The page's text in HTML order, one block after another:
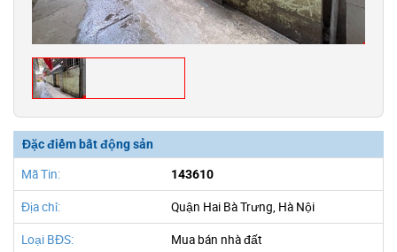
Đặc điểm bất động sản
Mã Tin: 143610
Địa chỉ: Quận Hai Bà Trưng, Hà Nội
Loại BĐS: Mua bán nhà đất